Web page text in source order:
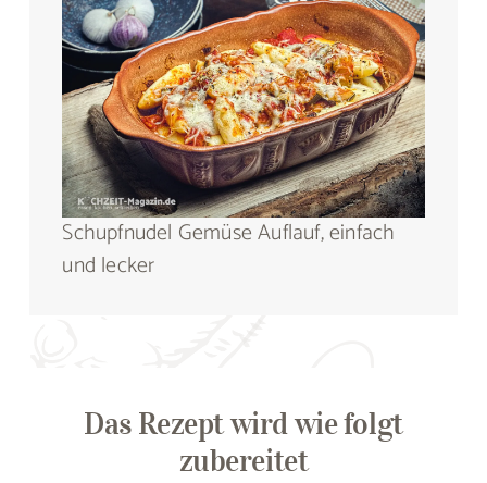
Schupfnudel Gemüse Auflauf, einfach
und lecker
Das Rezept wird wie folgt
zubereitet